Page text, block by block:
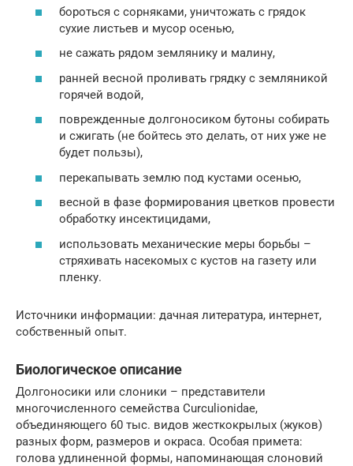
бороться с сорняками, уничтожать с грядок
сухие листьев и мусор осенью,
не сажать рядом землянику и малину,
ранней весной проливать грядку с земляникой
горячей водой,
поврежденные долгоносиком бутоны собирать
и сжигать (не бойтесь это делать, от них уже не
будет пользы),
перекапывать землю под кустами осенью,
весной в фазе формирования цветков провести
обработку инсектицидами,
использовать механические меры борьбы –
стряхивать насекомых с кустов на газету или
пленку.
Источники информации: дачная литература, интернет,
собственный опыт.
Биологическое описание
Долгоносики или слоники – представители
многочисленного семейства Curculionidae,
объединяющего 60 тыс. видов жесткокрылых (жуков)
разных форм, размеров и окраса. Особая примета:
голова удлиненной формы, напоминающая слоновий